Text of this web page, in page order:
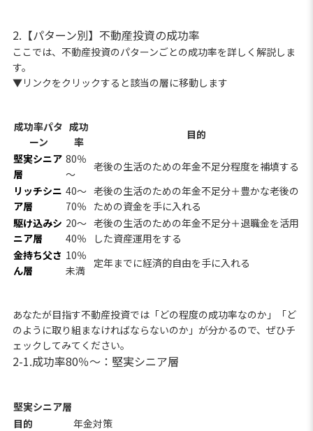
2.【パターン別】不動産投資の成功率
ここでは、不動産投資のパターンごとの成功率を詳しく解説しま
す。
▼リンクをクリックすると該当の層に移動します
成功率パタ
ーン
成功
率
目的
堅実シニア
層
80％
～
老後の生活のための年金不足分程度を補填する
リッチシニ
ア層
40～
70％
老後の生活のための年金不足分＋豊かな老後の
ための資金を手に入れる
駆け込みシ
ニア層
20～
40％
老後の生活のための年金不足分＋退職金を活用
した資産運用をする
金持ち父さ
ん層
10％
未満
定年までに経済的自由を手に入れる
あなたが目指す不動産投資では「どの程度の成功率なのか」「ど
のように取り組まなければならないのか」が分かるので、ぜひチ
ェックしてみてください。
2-1.成功率80％～：堅実シニア層
堅実シニア層
目的
年金対策